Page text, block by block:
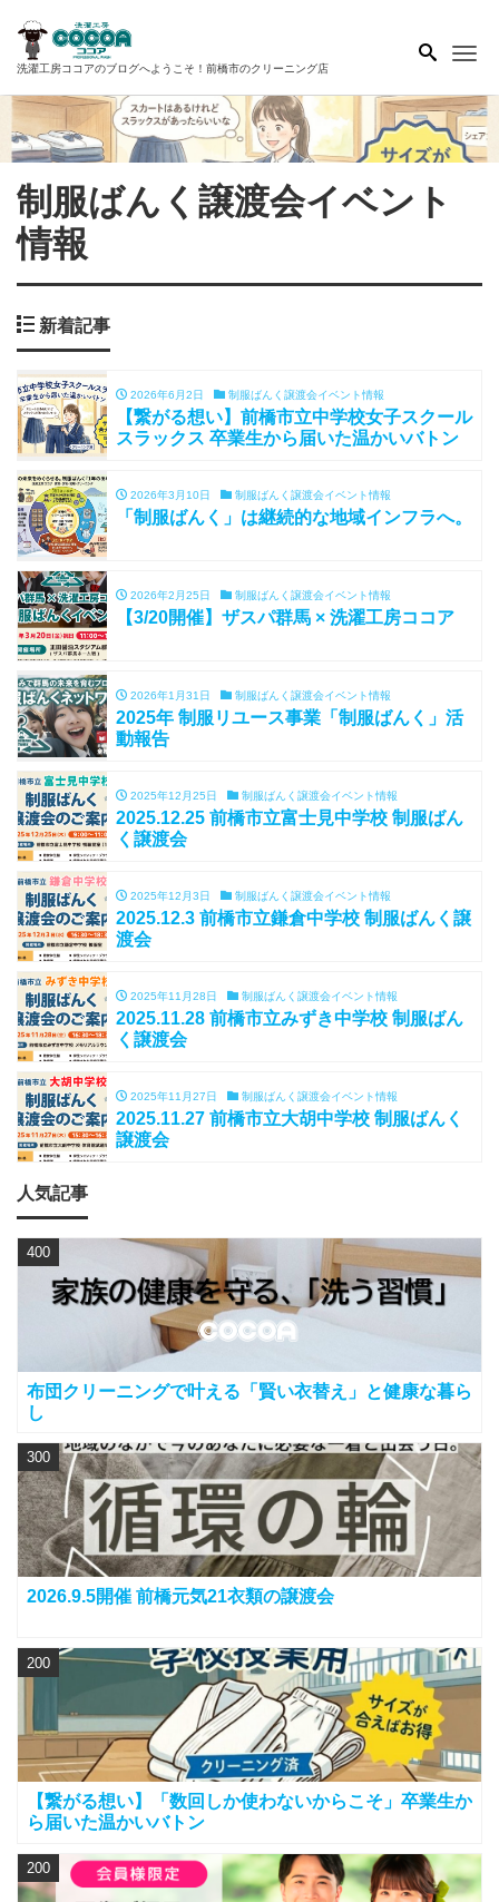
洗濯工房ココアのブログへようこそ！前橋市のクリーニング店
制服ばんく譲渡会イベント
情報
新着記事
2026年6月2日 制服ばんく譲渡会イベント情報
【繋がる想い】前橋市立中学校女子スクール
スラックス 卒業生から届いた温かいバトン
2026年3月10日 制服ばんく譲渡会イベント情報
「制服ばんく」は継続的な地域インフラへ。
2026年2月25日 制服ばんく譲渡会イベント情報
【3/20開催】ザスパ群馬 × 洗濯工房ココア
2026年1月31日 制服ばんく譲渡会イベント情報
2025年 制服リユース事業「制服ばんく」活
動報告
2025年12月25日 制服ばんく譲渡会イベント情報
2025.12.25 前橋市立富士見中学校 制服ばん
く譲渡会
2025年12月3日 制服ばんく譲渡会イベント情報
2025.12.3 前橋市立鎌倉中学校 制服ばんく譲
渡会
2025年11月28日 制服ばんく譲渡会イベント情報
2025.11.28 前橋市立みずき中学校 制服ばん
く譲渡会
2025年11月27日 制服ばんく譲渡会イベント情報
2025.11.27 前橋市立大胡中学校 制服ばんく
譲渡会
人気記事
布団クリーニングで叶える「賢い衣替え」と健康な暮ら
し
400
2026.9.5開催 前橋元気21衣類の譲渡会
300
【繋がる想い】「数回しか使わないからこそ」卒業生か
ら届いた温かいバトン
200
200